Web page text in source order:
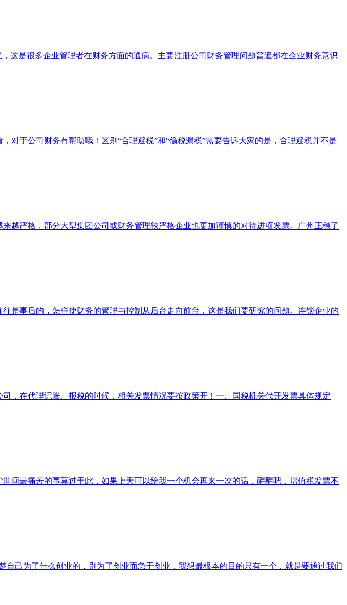
这是很多企业管理者在财务方面的通病。主要注册公司财务管理问题普遍都在企业财务意识
于公司财务有帮助哦！区别“合理避税”和“偷税漏税”需要告诉大家的是，合理避税并不是
越严格，部分大型集团公司或财务管理较严格企业也更加谨慎的对待进项发票。广州正穗了
是事后的，怎样使财务的管理与控制从后台走向前台，这是我们要研究的问题。连锁企业的
，在代理记账、报税的时候，相关发票情况要按政策开！一、国税机关代开发票具体规定
间最痛苦的事莫过于此，如果上天可以给我一个机会再来一次的话，醒醒吧，增值税发票不
己为了什么创业的，别为了创业而急于创业，我想最根本的目的只有一个，就是要通过我们